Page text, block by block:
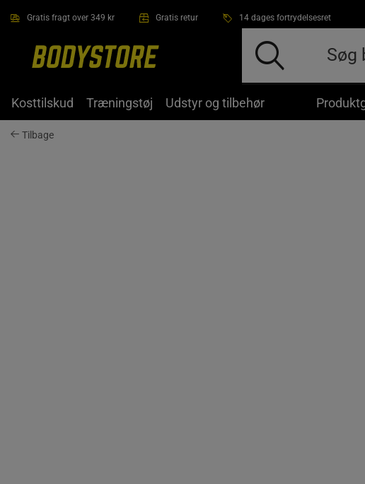
Gratis fragt over 349 kr Gratis retur 14 dages fortrydelsesret
Kosttilskud Træningstøj Udstyr og tilbehør
Tilbage